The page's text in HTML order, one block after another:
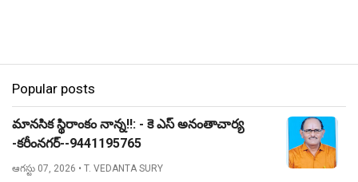
Popular posts
మానసిక స్థిరాంకం నాన్న!!: - కె ఎస్ అనంతాచార్య
-కరీంనగర్--9441195765
ఆగస్టు 07, 2026 • T. VEDANTA SURY